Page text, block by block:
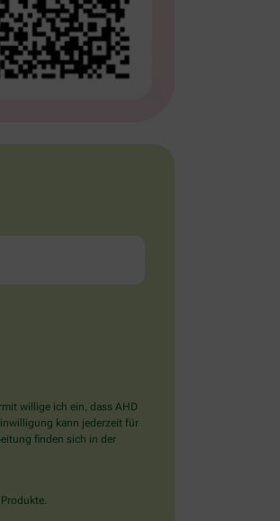
willige ich ein, dass AHD
kann jederzeit für
finden sich in der